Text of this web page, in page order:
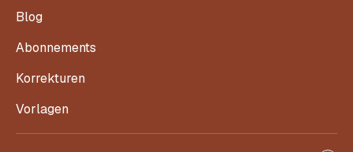
Blog
Abonnements
Korrekturen
Vorlagen